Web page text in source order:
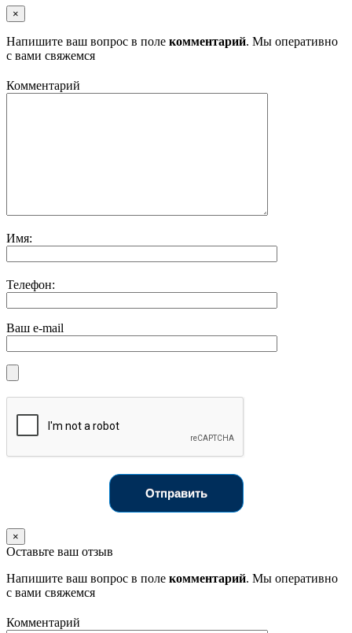
×
Напишите ваш вопрос в поле комментарий. Мы оперативно
с вами свяжемся
Комментарий
Имя:
Телефон:
Ваш e-mail
Отправить
×
Оставьте ваш отзыв
Напишите ваш вопрос в поле комментарий. Мы оперативно
с вами свяжемся
Комментарий